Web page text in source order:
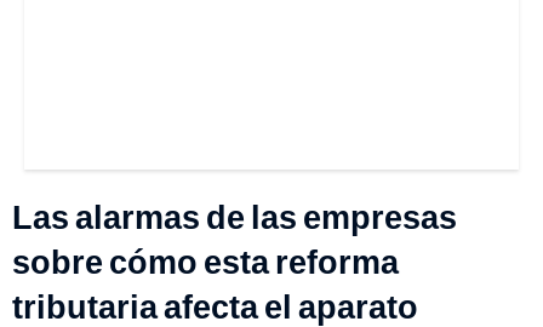
Las alarmas de las empresas
sobre cómo esta reforma
tributaria afecta el aparato